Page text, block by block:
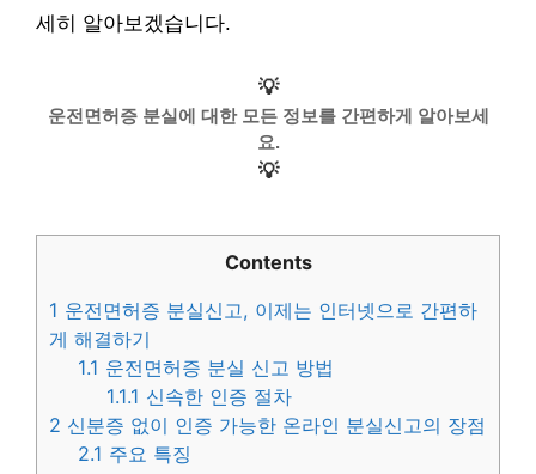
세히 알아보겠습니다.
💡
운전면허증 분실에 대한 모든 정보를 간편하게 알아보세
요.
💡
Contents
1 운전면허증 분실신고, 이제는 인터넷으로 간편하
게 해결하기
1.1 운전면허증 분실 신고 방법
1.1.1 신속한 인증 절차
2 신분증 없이 인증 가능한 온라인 분실신고의 장점
2.1 주요 특징